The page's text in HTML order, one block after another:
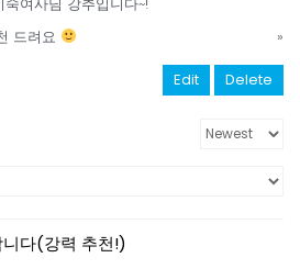
드려요
»
Edit Delete
다(강력 추천!)